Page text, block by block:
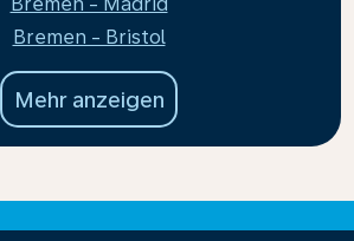
Bremen - Bristol
Mehr anzeigen